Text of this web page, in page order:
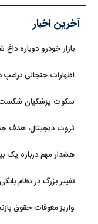
آخرین اخبار
بازار خودرو دوباره
اظهارات جنجالی ترامپ
سکوت پزشکیان شکست؛
ثروت دیجیتال، هدف
هشدار مهم درباره یک
تغییر بزرگ در نظام
واریز معوقات حقوق